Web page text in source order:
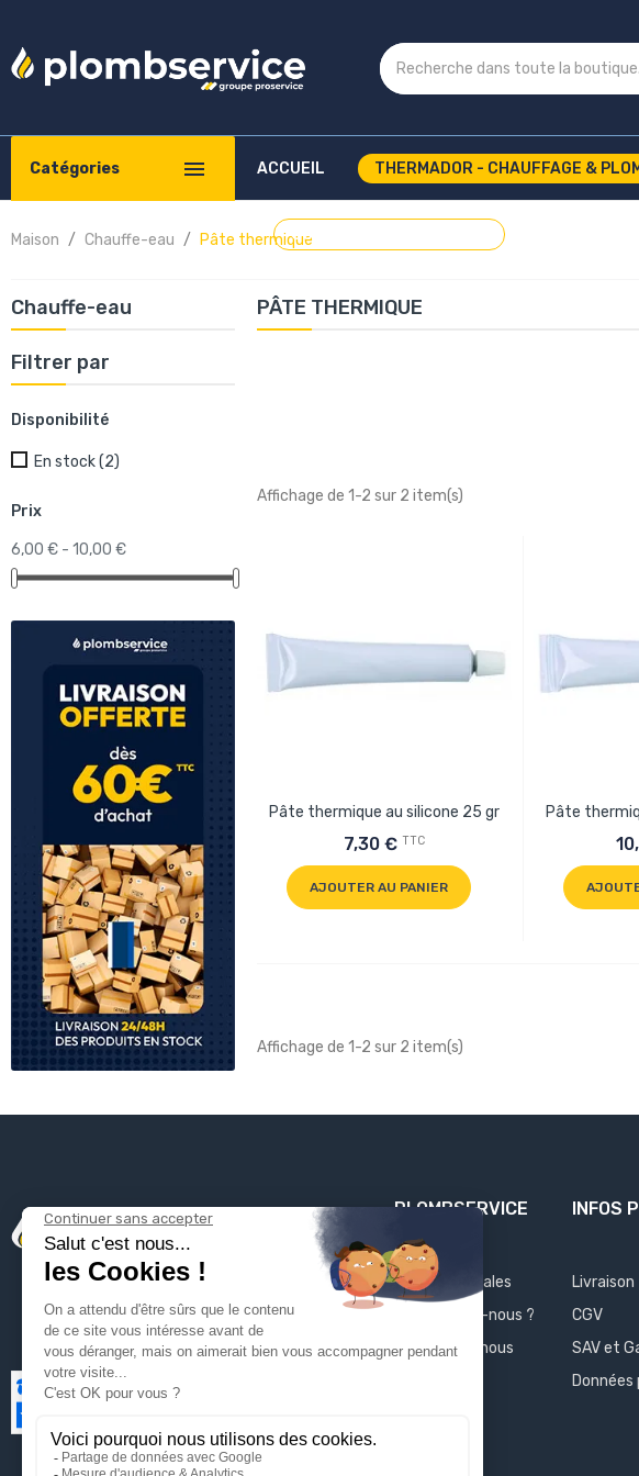
Catégories ACCUEIL THERMADOR - CHAUFFAGE &
COMPTE PROFESSIONNEL
Maison Chauffe-eau Pâte thermique
Chauffe-eau
Filtrer par
Disponibilité
En stock(2)
Prix
6,00 € - 10,00 €
PÂTE THERMIQUE
Affichage de 1-2 sur 2 item(s)
Pâte thermique au silicone 25 gr
7,30 € TTC
AJOUTER AU PANIER
Pâte
Affichage de 1-2 sur 2 item(s)
PLOMBSERVICE
Mentions légales
Qui sommes-nous ?
Contactez-nous
INFOS
Livraison
CGV
SAV et
Données